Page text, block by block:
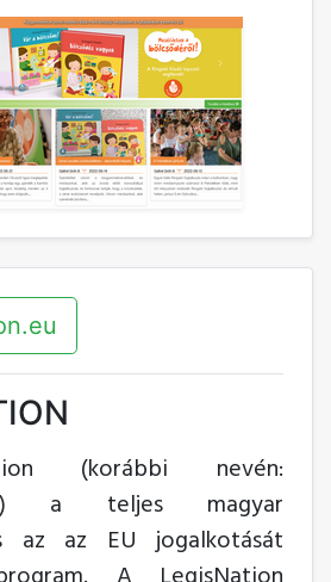
(korábbi nevén:
a teljes magyar
az az EU jogalkotását